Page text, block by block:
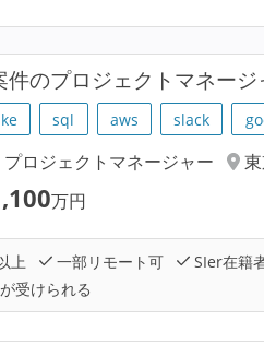
件のプロジェクトマネージ
sql aws slack
プロジェクトマネージャー
万円
上 一部リモート可 SIer在籍
受けられる